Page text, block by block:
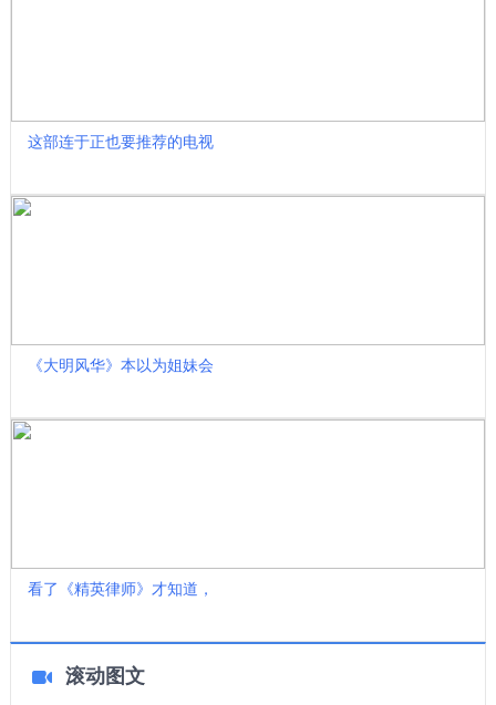
这部连于正也要推荐的电视
《大明风华》本以为姐妹会
看了《精英律师》才知道，
滚动图文